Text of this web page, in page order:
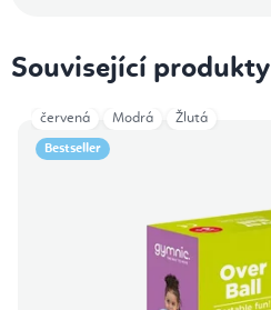
Související produkty
Bestseller
červená Modrá Žlutá